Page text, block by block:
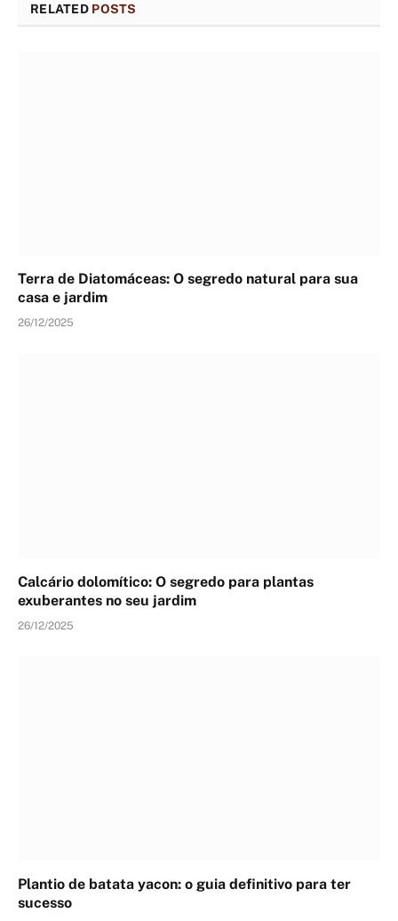
RELATED POSTS
Terra de Diatomáceas: O segredo natural para sua
casa e jardim
26/12/2025
Calcário dolomítico: O segredo para plantas
exuberantes no seu jardim
26/12/2025
Plantio de batata yacon: o guia definitivo para ter
sucesso